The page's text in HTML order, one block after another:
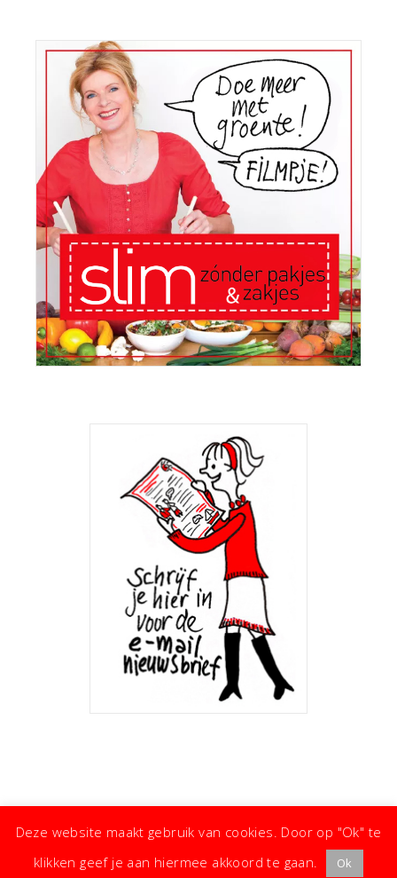
Deze website maakt gebruik van cookies. Door op "Ok" te
klikken geef je aan hiermee akkoord te gaan.
Ok